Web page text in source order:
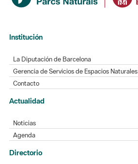
Institución
La Diputación de Barcelona
Gerencia de Servicios de Espacios Naturales
Contacto
Actualidad
Noticias
Agenda
Directorio